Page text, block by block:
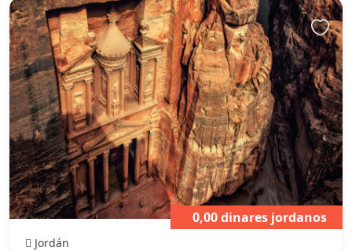
Jordán
0,00 dinares jordanos